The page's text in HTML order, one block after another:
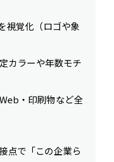
視覚化（ロゴや象
カラーや年数モチ
・印刷物など全
点で「この企業ら